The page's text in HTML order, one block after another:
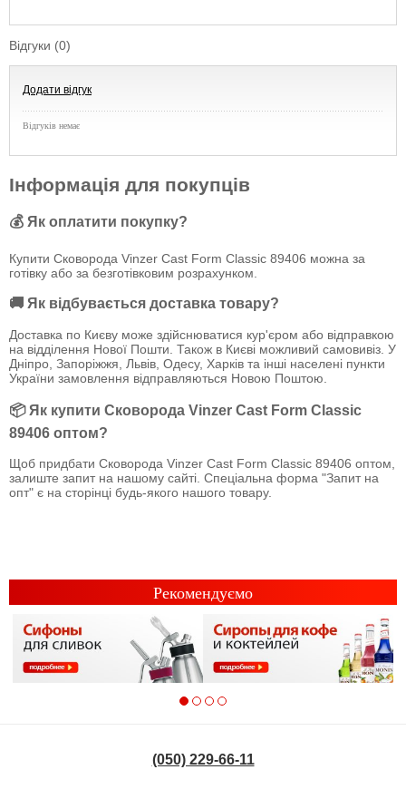
Відгуки (0)
Додати відгук
Відгуків немає
Інформація для покупців
💰 Як оплатити покупку?
Купити Сковорода Vinzer Cast Form Classic 89406 можна за
готівку або за безготівковим розрахунком.
🚚 Як відбувається доставка товару?
Доставка по Києву може здійснюватися кур'єром або відправкою
на відділення Нової Пошти. Також в Києві можливий самовивіз. У
Дніпро, Запоріжжя, Львів, Одесу, Харків та інші населені пункти
України замовлення відправляються Новою Поштою.
📦 Як купити Сковорода Vinzer Cast Form Classic
89406 оптом?
Щоб придбати Сковорода Vinzer Cast Form Classic 89406 оптом,
залиште запит на нашому сайті. Спеціальна форма "Запит на
опт" є на сторінці будь-якого нашого товару.
Рекомендуємо
(050) 229-66-11